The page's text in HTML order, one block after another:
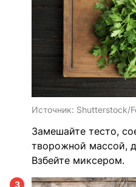
Источник: Shutterstock/
Замешайте тесто,
творожной массой,
Взбейте миксером.
3